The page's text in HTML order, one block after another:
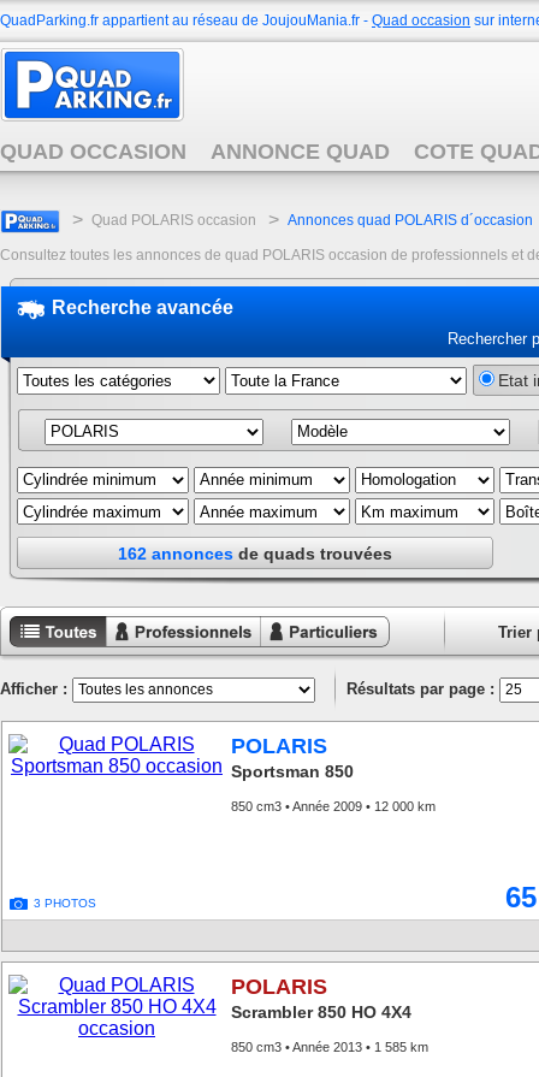
QuadParking.fr appartient au réseau de JoujouMania.fr - Quad occasion sur
QUAD OCCASION ANNONCE QUAD COTE
> Quad POLARIS occasion > Annonces quad POLARIS d´occasion
Consultez toutes les annonces de quad POLARIS occasion de professionnels et
Recherche avancée
Rechercher
Etat
162 annonces de quads trouvées
Toutes les
annonces
Annonces
professionnels
Annonces
particuliers
Trier
Afficher : Résultats par page :
3 PHOTOS
POLARIS
Sportsman 850
850 cm3 • Année 2009 • 12 000 km
POLARIS
Scrambler 850 HO 4X4
850 cm3 • Année 2013 • 1 585 km